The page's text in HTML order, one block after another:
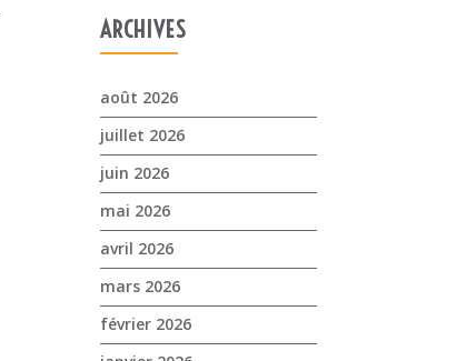
ARCHIVES
août 2026
juillet 2026
juin 2026
mai 2026
avril 2026
mars 2026
février 2026